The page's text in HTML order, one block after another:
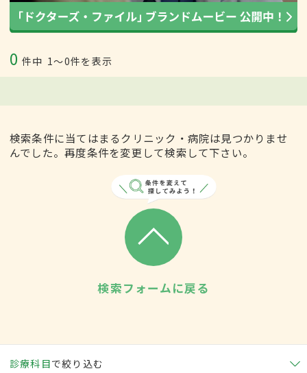
0 件中 1〜0件を表示
検索条件に当てはまるクリニック・病院は見つかりませ
んでした。再度条件を変更して検索して下さい。
検索フォームに戻る
診療科目で絞り込む